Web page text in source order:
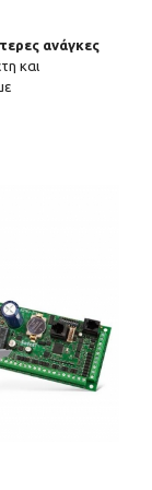
ανάγκες
και